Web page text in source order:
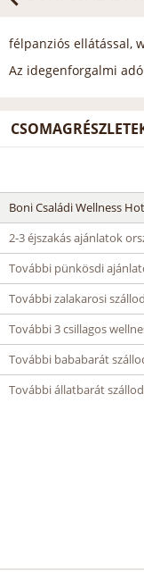
félpanziós ellátással,
Az idegenforgalmi
Boni Családi Wellness
2-3 éjszakás ajánlatok
További pünkösdi
További zalakarosi
További 3 csillagos
További bababarát
További állatbarát